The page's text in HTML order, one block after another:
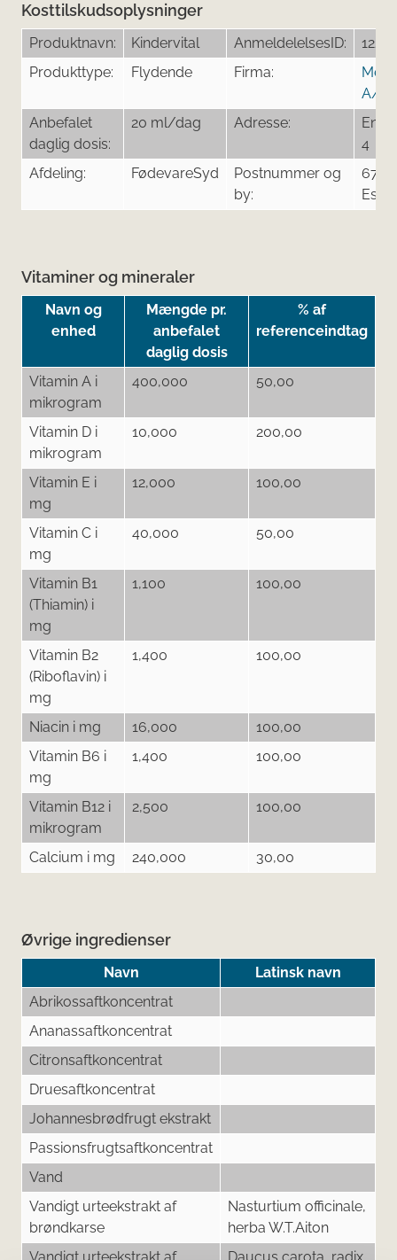
Kosttilskudsoplysninger
Produktnavn: Kindervital AnmeldelelsesID:
Produkttype:
Flydende Firma:
A/S
Anbefalet
daglig dosis:
20 ml/dag Adresse:
4
Afdeling:
FødevareSyd
Postnummer og
by:
6700
Vitaminer og mineraler
Navn og
enhed
Mængde pr.
anbefalet
daglig dosis
% af
referenceindtag
Vitamin A i
mikrogram
400,000 50,00
Vitamin D i
mikrogram
10,000 200,00
Vitamin E i
mg
12,000 100,00
Vitamin C i
mg
40,000 50,00
Vitamin B1
(Thiamin) i
mg
1,100 100,00
Vitamin B2
(Riboflavin) i
mg
1,400 100,00
Niacin i mg 16,000
100,00
Vitamin B6 i
mg
1,400 100,00
Vitamin B12 i
mikrogram
2,500 100,00
Calcium i mg 240,000 30,00
Øvrige ingredienser
Navn
Latinsk navn
Abrikossaftkoncentrat
Ananassaftkoncentrat
Citronsaftkoncentrat
Druesaftkoncentrat
Johannesbrødfrugt ekstrakt
Passionsfrugtsaftkoncentrat
Vand
Vandigt urteekstrakt af
brøndkarse
Nasturtium officinale,
herba W.T.Aiton